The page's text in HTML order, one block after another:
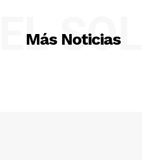
Más Noticias
EL SOL